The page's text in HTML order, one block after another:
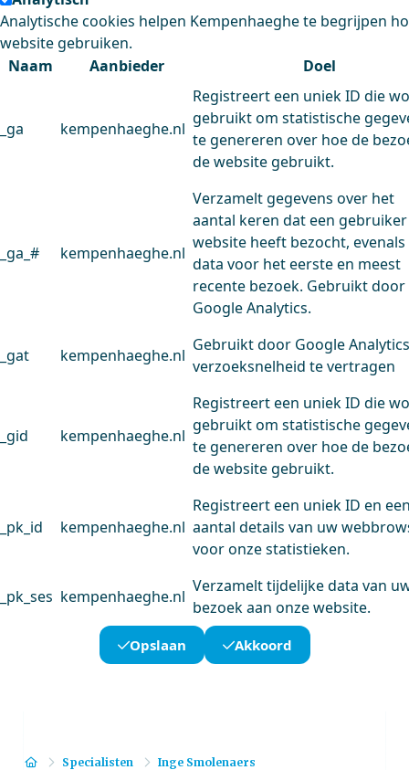
Analytische cookies helpen Kempenhaeghe te begrijpen
website gebruiken.
Naam
Aanbieder Doel
_ga kempenhaeghe.nl
Registreert een uniek ID die
gebruikt om statistische
te genereren over hoe de
de website gebruikt.
_ga_# kempenhaeghe.nl
Verzamelt gegevens over het
aantal keren dat een
website heeft bezocht, evenals
data voor het eerste en meest
recente bezoek. Gebruikt door
Google Analytics.
_gat kempenhaeghe.nl
Gebruikt door Google
verzoeksnelheid te vertragen
_gid kempenhaeghe.nl
Registreert een uniek ID die
gebruikt om statistische
te genereren over hoe de
de website gebruikt.
_pk_id kempenhaeghe.nl
Registreert een uniek ID en
aantal details van uw
voor onze statistieken.
_pk_ses kempenhaeghe.nl
Verzamelt tijdelijke data van
bezoek aan onze website.
Opslaan Akkoord
HomeSpecialisten Inge Smolenaers